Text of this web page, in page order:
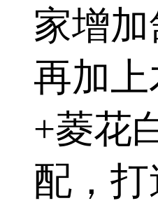
家增加
再加
+菱花
配，